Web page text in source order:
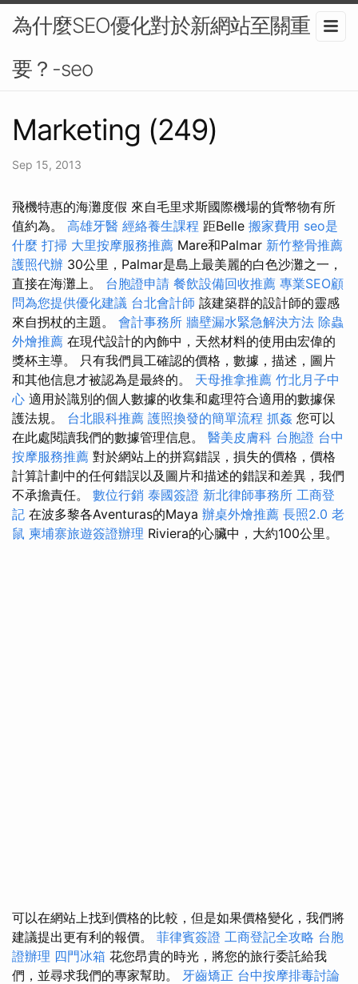
為什麼SEO優化對於新網站至關重
要？-seo
Marketing (249)
Sep 15, 2013
飛機特惠的海灘度假 來自毛里求斯國際機場的貨幣物有所
值約為。 高雄牙醫 經絡養生課程 距Belle 搬家費用 seo是
什麼 打掃 大里按摩服務推薦 Mare和Palmar 新竹整骨推薦
護照代辦 30公里，Palmar是島上最美麗的白色沙灘之一，
直接在海灘上。 台胞證申請 餐飲設備回收推薦 專業SEO顧
問為您提供優化建議 台北會計師 該建築群的設計師的靈感
來自拐杖的主題。 會計事務所 牆壁漏水緊急解決方法 除蟲
外燴推薦 在現代設計的內飾中，天然材料的使用由宏偉的
獎杯主導。 只有我們員工確認的價格，數據，描述，圖片
和其他信息才被認為是最終的。 天母推拿推薦 竹北月子中
心 適用於識別的個人數據的收集和處理符合適用的數據保
護法規。 台北眼科推薦 護照換發的簡單流程 抓姦 您可以
在此處閱讀我們的數據管理信息。 醫美皮膚科 台胞證 台中
按摩服務推薦 對於網站上的拼寫錯誤，損失的價格，價格
計算計劃中的任何錯誤以及圖片和描述的錯誤和差異，我們
不承擔責任。 數位行銷 泰國簽證 新北律師事務所 工商登
記 在波多黎各Aventuras的Maya 辦桌外燴推薦 長照2.0 老
鼠 柬埔寨旅遊簽證辦理 Riviera的心臟中，大約100公里。
可以在網站上找到價格的比較，但是如果價格變化，我們將
建議提出更有利的報價。 菲律賓簽證 工商登記全攻略 台胞
證辦理 四門冰箱 花您昂貴的時光，將您的旅行委託給我
們，並尋求我們的專家幫助。 牙齒矯正 台中按摩排毒討論